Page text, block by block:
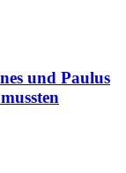
und Paulus